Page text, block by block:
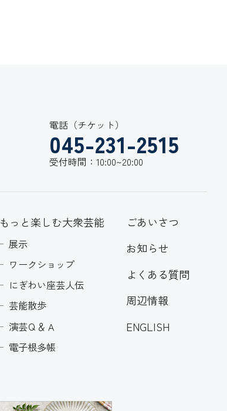
電話（チケット）
045-231-2515
受付時間：10:00~20:00
もっと楽しむ大衆芸能
展示
ワークショップ
にぎわい座芸人伝
芸能散歩
演芸Ｑ＆Ａ
電子根多帳
ごあいさつ
お知らせ
よくある質問
周辺情報
ENGLISH